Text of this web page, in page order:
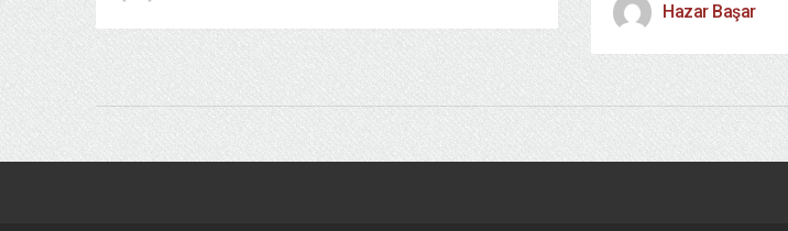
Hazar Başar